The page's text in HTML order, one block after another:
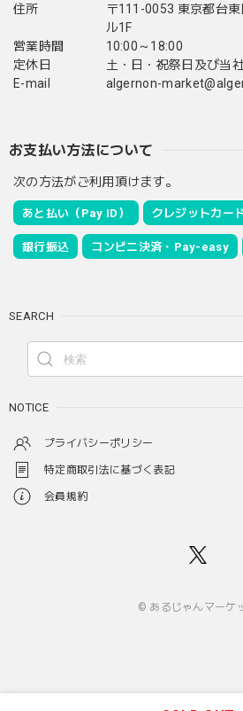
住所
〒111-0053 東京都台
ル1F
営業時間
10:00～18:00
定休日
土・日・祝祭日及び当
E-mail
algernon-
お支払い方法について
次の方法がご利用頂けます。
あと払い（Pay ID） クレジットカー
銀行振込 コンビニ決済・Pay-easy
SEARCH
NOTICE
プライバシーポリシー
特定商取引法に基づく表記
会員規約
© あるじゃんマーケ